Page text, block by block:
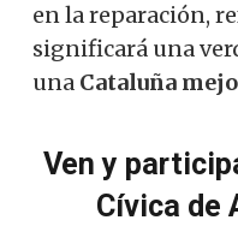
en la reparación,
significará una
una Cataluña
Ven y
Cívica de